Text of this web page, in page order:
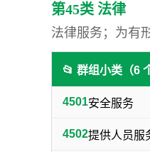
第45类 法律
法律服务；为有
📂 群组小类（6
4501安全服务
4502提供人员服